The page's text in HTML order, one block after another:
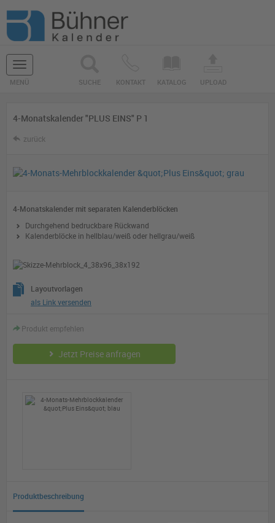
Navigation
MENÜ SUCHE KONTAKT KATALOG UPLOAD
4-Monatskalender "PLUS EINS" P 1
zurück
4-Monatskalender mit separaten Kalenderblöcken
Durchgehend bedruckbare Rückwand
Kalenderblöcke in hellblau/weiß oder hellgrau/weiß
Layoutvorlagen
als Link versenden
Produkt empfehlen
Jetzt Preise anfragen
Produktbeschreibung